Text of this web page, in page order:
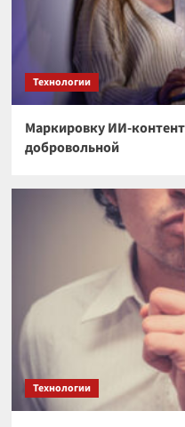
Технологии
Маркировку ИИ-
добровольной
Технологии